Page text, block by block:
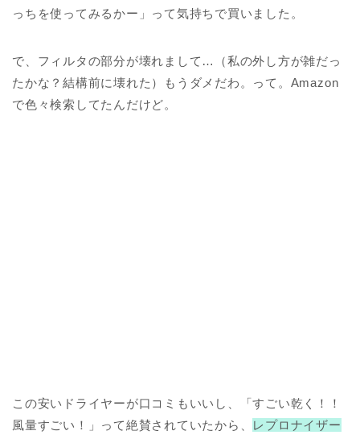
っちを使ってみるかー」って気持ちで買いました。
で、フィルタの部分が壊れまして…（私の外し方が雑だっ
たかな？結構前に壊れた）もうダメだわ。って。Amazon
で色々検索してたんだけど。
この安いドライヤーが口コミもいいし、「すごい乾く！！
風量すごい！」って絶賛されていたから、 レプロナイザー